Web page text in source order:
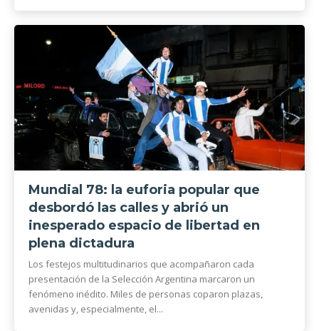
Mundial 78: la euforia popular que
desbordó las calles y abrió un
inesperado espacio de libertad en
plena dictadura
Los festejos multitudinarios que acompañaron cada
presentación de la Selección Argentina marcaron un
fenómeno inédito. Miles de personas coparon plazas,
avenidas y, especialmente, el...